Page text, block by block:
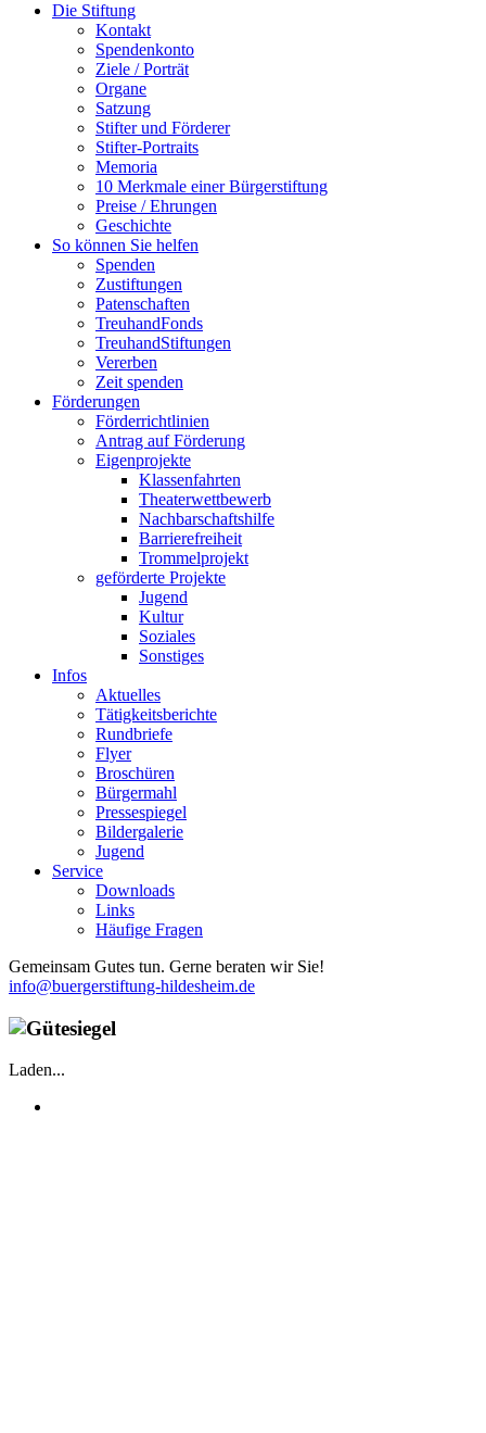
Die Stiftung
Kontakt
Spendenkonto
Ziele / Porträt
Organe
Satzung
Stifter und Förderer
Stifter-Portraits
Memoria
10 Merkmale einer Bürgerstiftung
Preise / Ehrungen
Geschichte
So können Sie helfen
Spenden
Zustiftungen
Patenschaften
TreuhandFonds
TreuhandStiftungen
Vererben
Zeit spenden
Förderungen
Förderrichtlinien
Antrag auf Förderung
Eigenprojekte
Klassenfahrten
Theaterwettbewerb
Nachbarschaftshilfe
Barrierefreiheit
Trommelprojekt
geförderte Projekte
Jugend
Kultur
Soziales
Sonstiges
Infos
Aktuelles
Tätigkeitsberichte
Rundbriefe
Flyer
Broschüren
Bürgermahl
Pressespiegel
Bildergalerie
Jugend
Service
Downloads
Links
Häufige Fragen
Gemeinsam Gutes tun. Gerne beraten wir Sie!
info@buergerstiftung-hildesheim.de
Laden...